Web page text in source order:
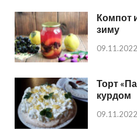
Компот
зиму
09.11.2022
Торт
курдом
09.11.2022